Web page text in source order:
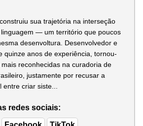
sua trajetória na interseção
— um território que poucos
desenvoltura. Desenvolvedor e
quinze anos de experiência, tornou-
reconhecidas na curadoria de
justamente por recusar a
criar siste...
redes sociais: